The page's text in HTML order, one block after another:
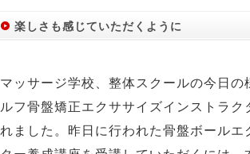
楽しさも感じていただくように
マッサージ学校、整体スクールの今日の
ルフ骨盤矯正エクササイズインストラ
れました。昨日に行われた骨盤ボールエ